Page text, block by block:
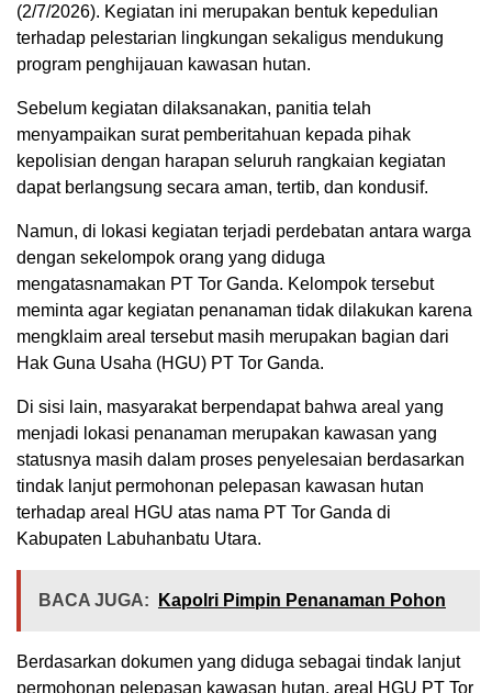
(2/7/2026). Kegiatan ini merupakan bentuk kepedulian
terhadap pelestarian lingkungan sekaligus mendukung
program penghijauan kawasan hutan.
Sebelum kegiatan dilaksanakan, panitia telah
menyampaikan surat pemberitahuan kepada pihak
kepolisian dengan harapan seluruh rangkaian kegiatan
dapat berlangsung secara aman, tertib, dan kondusif.
Namun, di lokasi kegiatan terjadi perdebatan antara warga
dengan sekelompok orang yang diduga
mengatasnamakan PT Tor Ganda. Kelompok tersebut
meminta agar kegiatan penanaman tidak dilakukan karena
mengklaim areal tersebut masih merupakan bagian dari
Hak Guna Usaha (HGU) PT Tor Ganda.
Di sisi lain, masyarakat berpendapat bahwa areal yang
menjadi lokasi penanaman merupakan kawasan yang
statusnya masih dalam proses penyelesaian berdasarkan
tindak lanjut permohonan pelepasan kawasan hutan
terhadap areal HGU atas nama PT Tor Ganda di
Kabupaten Labuhanbatu Utara.
BACA JUGA: Kapolri Pimpin Penanaman Pohon
Berdasarkan dokumen yang diduga sebagai tindak lanjut
permohonan pelepasan kawasan hutan, areal HGU PT Tor